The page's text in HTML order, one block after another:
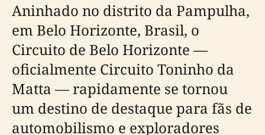
Aninhado no distrito da Pampulha,
em Belo Horizonte, Brasil, o
Circuito de Belo Horizonte —
oficialmente Circuito Toninho da
Matta — rapidamente se tornou
um destino de destaque para fãs de
automobilismo e exploradores